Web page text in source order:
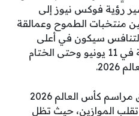
رؤية فوكس نيوز إلى
منتخبات الطموح وعمالقة
سيكون في أعلى
مستوياته منذ صافرة البداية في 11 يونيو وحتى الختام
تتجه الأنظار الآن نحو انطلاق مراسم كأس العالم 2026
الموازين، حيث تظل